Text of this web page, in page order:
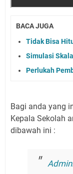
BACA JUGA
Tidak Bisa
Simulasi
Perlukah
Bagi anda yang
Kepala Sekolah
dibawah ini :